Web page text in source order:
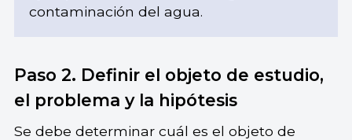
contaminación del agua.
Paso 2. Definir el objeto de estudio,
el problema y la hipótesis
Se debe determinar cuál es el objeto de